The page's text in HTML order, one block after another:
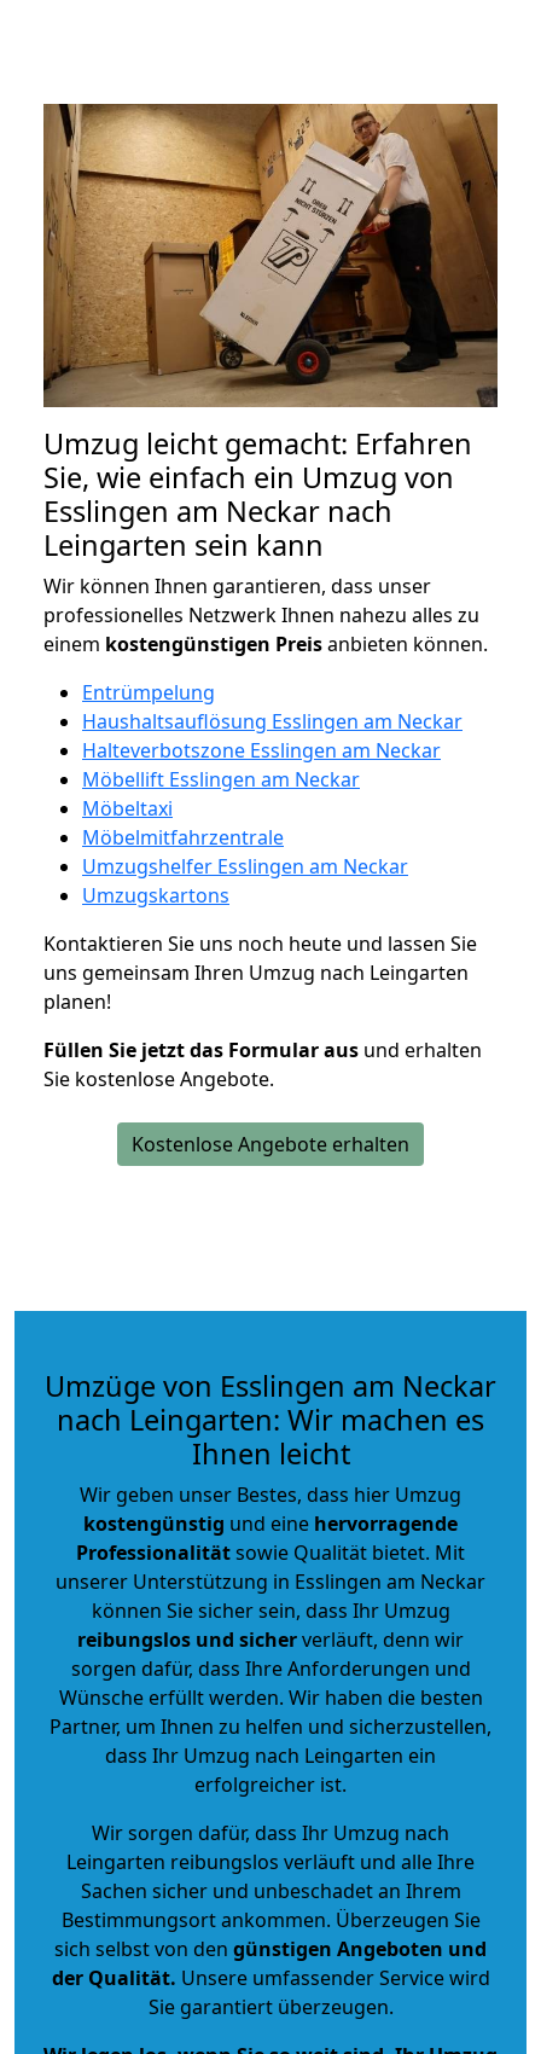
Umzug leicht gemacht: Erfahren
Sie, wie einfach ein Umzug von
Esslingen am Neckar nach
Leingarten sein kann
Wir können Ihnen garantieren, dass unser
professionelles Netzwerk Ihnen nahezu alles zu
einem kostengünstigen Preisanbieten können.
Entrümpelung
Haushaltsauflösung Esslingen am Neckar
Halteverbotszone Esslingen am Neckar
Möbellift Esslingen am Neckar
Möbeltaxi
Möbelmitfahrzentrale
Umzugshelfer Esslingen am Neckar
Umzugskartons
Kontaktieren Sie uns noch heute und lassen Sie
uns gemeinsam Ihren Umzug nach Leingarten
planen!
Füllen Sie jetzt das Formular aus und erhalten
Sie kostenlose Angebote.
Kostenlose Angebote erhalten
Umzüge von Esslingen am Neckar
nach Leingarten: Wir machen es
Ihnen leicht
Wir geben unser Bestes, dass hier Umzug
kostengünstig und eine hervorragende
Professionalitätsowie Qualität bietet. Mit
unserer Unterstützung in Esslingen am Neckar
können Sie sicher sein, dass Ihr Umzug
reibungslos und sicherverläuft, denn wir
sorgen dafür, dass Ihre Anforderungen und
Wünsche erfüllt werden. Wir haben die besten
Partner, um Ihnen zu helfen und sicherzustellen,
dass Ihr Umzug nach Leingarten ein
erfolgreicher ist.
Wir sorgen dafür, dass Ihr Umzug nach
Leingarten reibungslos verläuft und alle Ihre
Sachen sicher und unbeschadet an Ihrem
Bestimmungsort ankommen. Überzeugen Sie
sich selbst von den günstigen Angeboten und
der Qualität. Unsere umfassender Service wird
Sie garantiert überzeugen.